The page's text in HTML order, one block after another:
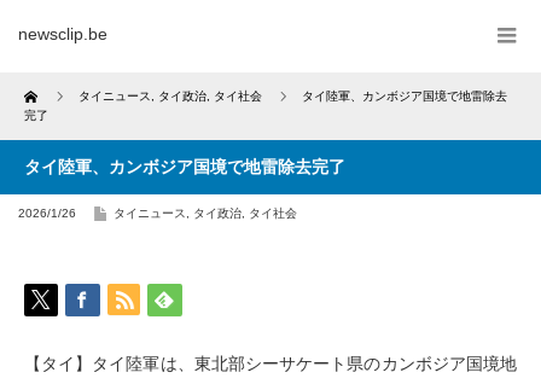
newsclip.be
Home タイニュース タイ政治 タイ社会
タイ陸軍、カンボジア国境で地雷除去
完了
タイ陸軍、カンボジア国境で地雷除去完了
2026/1/26 タイニュース タイ政治 タイ社会
【タイ】タイ陸軍は、東北部シーサケート県のカンボジア国境地